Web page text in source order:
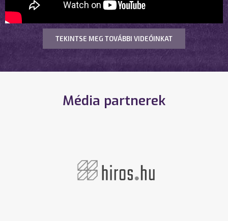
TEKINTSE MEG TOVÁBBI VIDEÓINKAT
Média partnerek